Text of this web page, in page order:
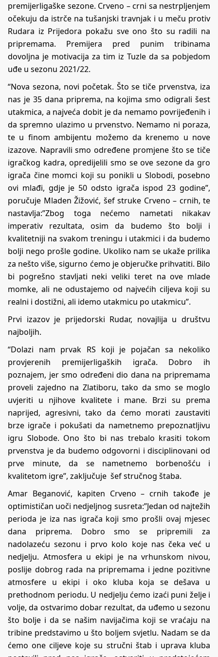
premijerligaške sezone. Crveno – crni sa nestrpljenjem
očekuju da istrče na tušanjski travnjak i u meču protiv
Rudara iz Prijedora pokažu sve ono što su radili na
pripremama. Premijera pred punim tribinama
dovoljna je motivacija za tim iz Tuzle da sa pobjedom
uđe u sezonu 2021/22.
“Nova sezona, novi početak. Što se tiče prvenstva, iza
nas je 35 dana priprema, na kojima smo odigrali šest
utakmica, a najveća dobit je da nemamo povrijeđenih i
da spremno ulazimo u prvenstvo. Nemamo ni poraza,
te u finom ambijentu možemo da krenemo u nove
izazove. Napravili smo određene promjene što se tiče
igračkog kadra, opredijelili smo se ove sezone da gro
igrača čine momci koji su ponikli u Slobodi, posebno
ovi mlađi, gdje je 50 odsto igrača ispod 23 godine”,
poručuje Mladen Žižović, šef struke Crveno – crnih, te
nastavlja:”Zbog toga nećemo nametati nikakav
imperativ rezultata, osim da budemo što bolji i
kvalitetniji na svakom treningu i utakmici i da budemo
bolji nego prošle godine. Ukoliko nam se ukaže prilika
za nešto više, sigurno ćemo je objeručke prihvatiti. Bilo
bi pogrešno stavljati neki veliki teret na ove mlade
momke, ali ne odustajemo od najvećih ciljeva koji su
realni i dostižni, ali idemo utakmicu po utakmicu”.
Prvi izazov je prijedorski Rudar, novajlija u društvu
najboljih.
“Dolazi nam prvak RS koji je pojačan sa nekoliko
provjerenih premijerligaških igrača. Dobro ih
poznajem, jer smo određeni dio dana na pripremama
proveli zajedno na Zlatiboru, tako da smo se moglo
uvjeriti u njihove kvalitete i mane. Brzi su prema
naprijed, agresivni, tako da ćemo morati zaustaviti
brze igrače i pokušati da nametnemo prepoznatljivu
igru Slobode. Ono što bi nas trebalo krasiti tokom
prvenstva je da budemo odgovorni i disciplinovani od
prve minute, da se nametnemo borbenošću i
kvalitetom igre”, zaključuje šef stručnog štaba.
Amar Beganović, kapiten Crveno – crnih takođe je
optimističan uoči nedjeljnog susreta:”Jedan od najtežih
perioda je iza nas igrača koji smo prošli ovaj mjesec
dana priprema. Dobro smo se pripremili za
nadolazeću sezonu i prvo kolo koje nas čeka već u
nedjelju. Atmosfera u ekipi je na vrhunskom nivou,
poslije dobrog rada na pripremama i jedne pozitivne
atmosfere u ekipi i oko kluba koja se dešava u
prethodnom periodu. U nedjelju ćemo izaći puni želje i
volje, da ostvarimo dobar rezultat, da uđemo u sezonu
što bolje i da se našim navijačima koji se vraćaju na
tribine predstavimo u što boljem svjetlu. Nadam se da
ćemo one ciljeve koje su stručni štab i uprava kluba